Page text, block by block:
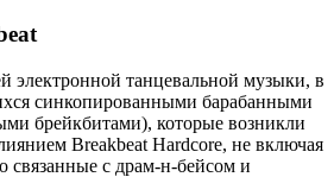
электронной танцевальной музыки, в
синкопированными барабанными
брейкбитами), которые возникли
Breakbeat Hardcore, не включая
связанные с драм-н-бейсом и